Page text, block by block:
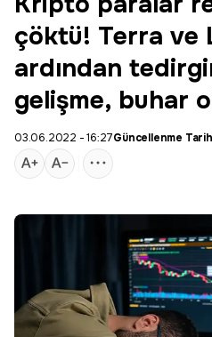
çöktü! Terra ve
ardından
gelişme, buhar
03.06.2022 - 16:27Güncellenme